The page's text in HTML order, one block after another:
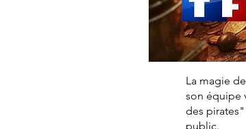
La magie
son équipe
des pirates"
public.